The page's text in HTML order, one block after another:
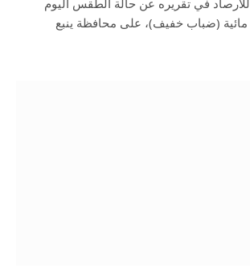
في تقريره عن حالة الطقس اليوم
(ضباب خفيف)، على محافظة ينبع